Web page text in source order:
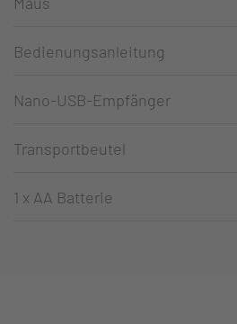
Bedienungsanleitung
Nano-USB-Empfänger
Transportbeutel
1 x AA Batterie